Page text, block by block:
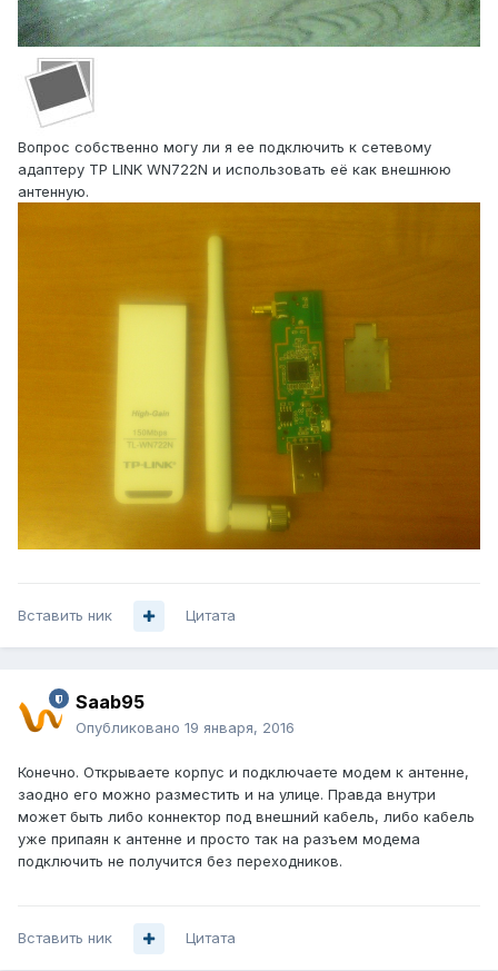
Вопрос собственно могу ли я ее подключить к сетевому
адаптеру TP LINK WN722N и использовать её как внешнюю
антенную.
Вставить ник Цитата
Saab95
Опубликовано 19 января, 2016
Конечно. Открываете корпус и подключаете модем к антенне,
заодно его можно разместить и на улице. Правда внутри
может быть либо коннектор под внешний кабель, либо кабель
уже припаян к антенне и просто так на разъем модема
подключить не получится без переходников.
Вставить ник Цитата